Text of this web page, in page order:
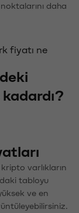
daha
fiyatı ne
varlıkların
tabloyu
ve en